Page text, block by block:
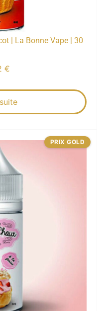
| La Bonne Vape | 30
€
PRIX GOLD